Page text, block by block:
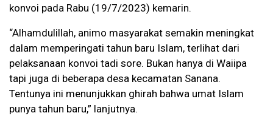
konvoi pada Rabu (19/7/2023) kemarin.
“Alhamdulillah, animo masyarakat semakin meningkat
dalam memperingati tahun baru Islam, terlihat dari
pelaksanaan konvoi tadi sore. Bukan hanya di Waiipa
tapi juga di beberapa desa kecamatan Sanana.
Tentunya ini menunjukkan ghirah bahwa umat Islam
punya tahun baru,” lanjutnya.